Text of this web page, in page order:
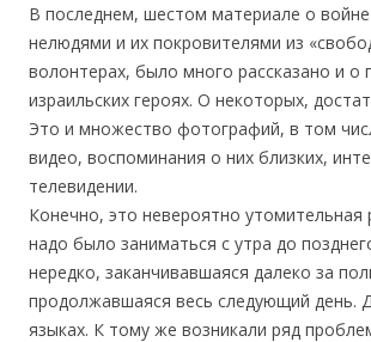
В последнем, шестом материале о
нелюдями и их покровителями из
волонтерах, было много рассказано и о
израильских героях. О некоторых,
Это и множество фотографий, в том
видео, воспоминания о них близких,
телевидении.
Конечно, это невероятно утомительная
надо было заниматься с утра до
нередко, заканчивавшаяся далеко за
продолжавшаяся весь следующий день.
языках. К тому же возникали ряд